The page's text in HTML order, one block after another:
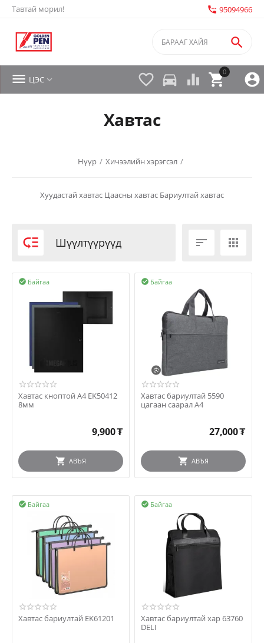
Тавтай морил! settings_phone 95094966


0

 directions_car 
 ЦЭС 
Хавтас
Нүүр / Хичээлийн хэрэгсэл /
Хуудастай хавтас Цаасны хавтас Бариултай хавтас
 Шүүлтүүрүүд  
Байгаа

Хавтас кноптой A4 EK50412
8мм
9,900₮
АВЪЯ
Байгаа

Хавтас бариултай 5590
цагаан саарал А4
27,000₮
АВЪЯ
Байгаа

Хавтас бариултай EK61201
Байгаа

Хавтас бариултай хар 63760
DELI